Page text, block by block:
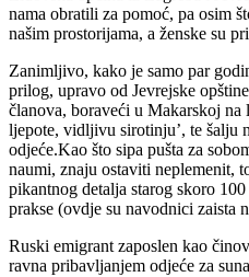
nama obratili za pomoć, pa osim
našim prostorijama, a ženske su
Zanimljivo, kako je samo par
prilog, upravo od Jevrejske
članova, boraveći u Makarskoj na
ljepote, vidljivu sirotinju’, te šalju
odjeće.Kao što sipa pušta za
naumi, znaju ostaviti neplemenit,
pikantnog detalja starog skoro
prakse (ovdje su navodnici zaista
Ruski emigrant zaposlen kao
ravna pribavljanjem odjeće za